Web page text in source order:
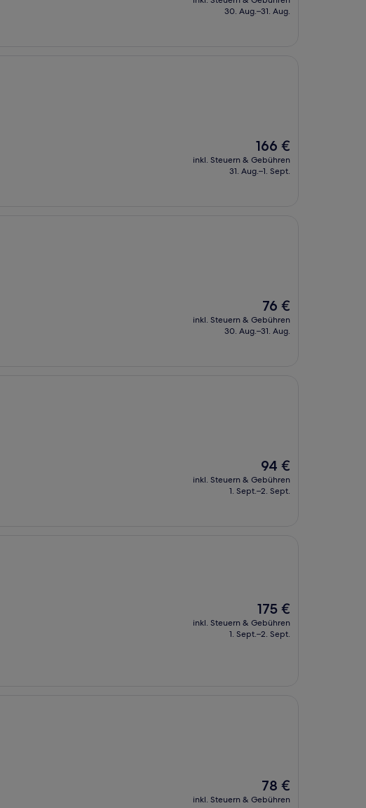
beträgt
30. Aug.–31. Aug.
Der
Preis
beträgt
166 €
inkl. Steuern & Gebühren
31. Aug.–1. Sept.
Der
Preis
beträgt
76 €
inkl. Steuern & Gebühren
30. Aug.–31. Aug.
Der
Preis
beträgt
94 €
inkl. Steuern & Gebühren
1. Sept.–2. Sept.
Der
Preis
beträgt
175 €
inkl. Steuern & Gebühren
1. Sept.–2. Sept.
Der
Preis
78 €
inkl. Steuern & Gebühren